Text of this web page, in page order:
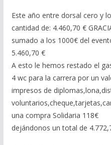
Este año entre dorsal cero y
cantidad de: 4.460,70 €
sumado a los 1000€ del
5.460,70 €
A esto le hemos restado el
4 wc para la carrera por un
impresos de
una compra Solidaria 118€
dejándonos un total de